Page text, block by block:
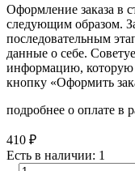
Оформление заказа в
следующим образом.
последовательным
данные о себе.
информацию,
кнопку «Оформить
подробнее о оплате в
410 ₽
Есть в наличии: 1